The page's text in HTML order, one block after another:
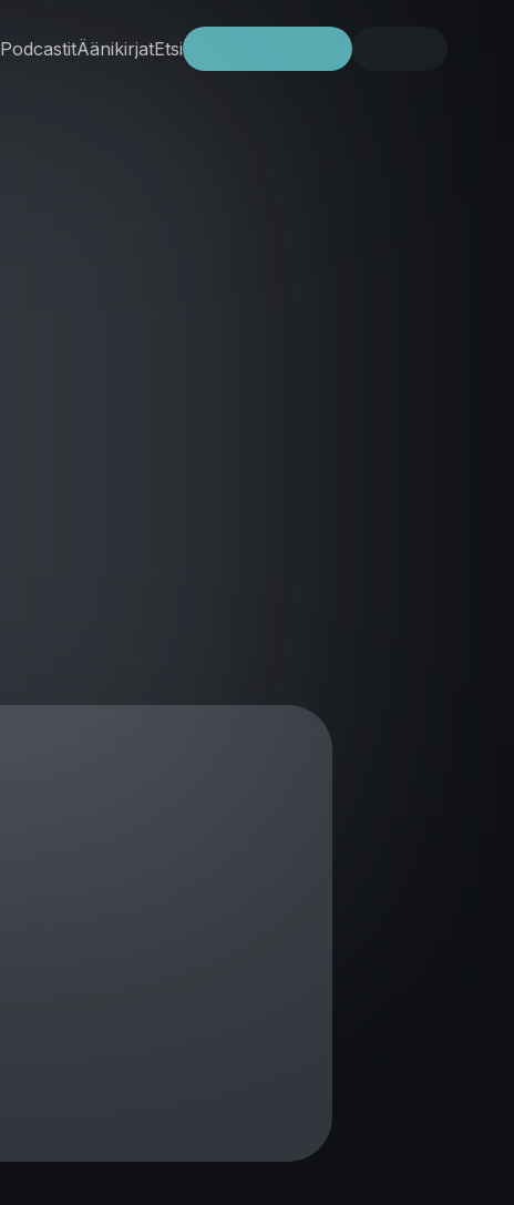
PodcastitÄänikirjatEtsi